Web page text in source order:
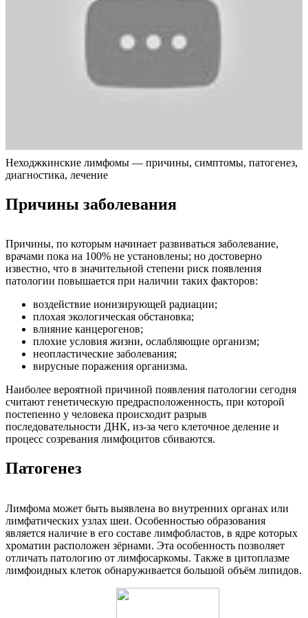
Неходжкинские лимфомы — причины, симптомы, патогенез,
диагностика, лечение
Причины заболевания
Причины, по которым начинает развиваться заболевание,
врачами пока на 100% не установлены; но достоверно
известно, что в значительной степени риск появления
патологии повышается при наличии таких факторов:
воздействие ионизирующей радиации;
плохая экологическая обстановка;
влияние канцерогенов;
плохие условия жизни, ослабляющие организм;
неопластические заболевания;
вирусные поражения организма.
Наиболее вероятной причиной появления патологии сегодня
считают генетическую предрасположенность, при которой
постепенно у человека происходит разрыв
последовательности ДНК, из-за чего клеточное деление и
процесс созревания лимфоцитов сбиваются.
Патогенез
Лимфома может быть выявлена во внутренних органах или
лимфатических узлах шеи. Особенностью образования
является наличие в его составе лимфобластов, в ядре которых
хроматин расположен зёрнами. Эта особенность позволяет
отличать патологию от лимфосаркомы. Также в цитоплазме
лимфоидных клеток обнаруживается большой объём липидов.